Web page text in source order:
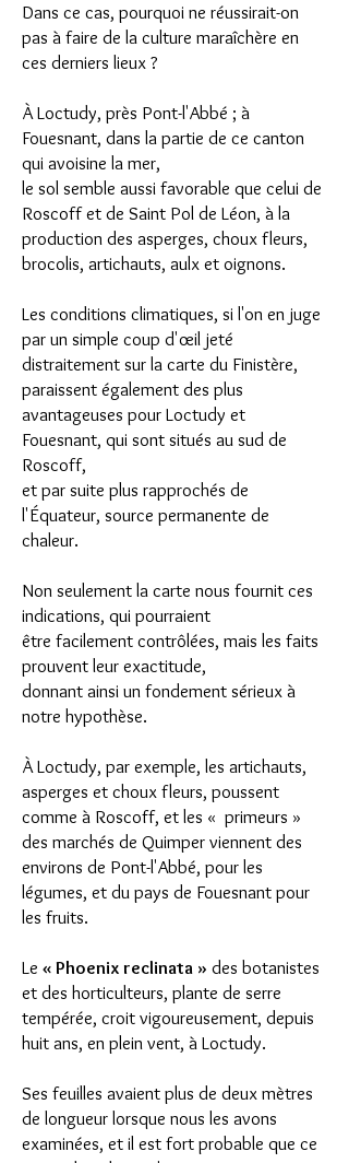
Dans ce cas, pourquoi ne réussirait-on
pas à faire de la culture maraîchère en
ces derniers lieux ?
À Loctudy, près Pont-l'Abbé ; à
Fouesnant, dans la partie de ce canton
qui avoisine la mer,
le sol semble aussi favorable que celui de
Roscoff et de Saint Pol de Léon, à la
production des asperges, choux fleurs,
brocolis, artichauts, aulx et oignons.
Les conditions climatiques, si l'on en juge
par un simple coup d'œil jeté
distraitement sur la carte du Finistère,
paraissent également des plus
avantageuses pour Loctudy et
Fouesnant, qui sont situés au sud de
Roscoff,
et par suite plus rapprochés de
l'Équateur, source permanente de
chaleur.
Non seulement la carte nous fournit ces
indications, qui pourraient
être facilement contrôlées, mais les faits
prouvent leur exactitude,
donnant ainsi un fondement sérieux à
notre hypothèse.
À Loctudy, par exemple, les artichauts,
asperges et choux fleurs, poussent
comme à Roscoff, et les « primeurs »
des marchés de Quimper viennent des
environs de Pont-l'Abbé, pour les
légumes, et du pays de Fouesnant pour
les fruits.
Le « Phoenix reclinata » des botanistes
et des horticulteurs, plante de serre
tempérée, croit vigoureusement, depuis
huit ans, en plein vent, à Loctudy.
Ses feuilles avaient plus de deux mètres
de longueur lorsque nous les avons
examinées, et il est fort probable que ce